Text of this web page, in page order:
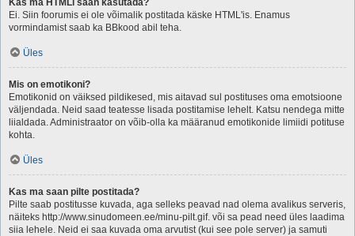
Kas ma HTMLi saan kasutada?
Ei. Siin foorumis ei ole võimalik postitada käske HTML'is. Enamus
vormindamist saab ka BBkood abil teha.
Üles
Mis on emotikoni?
Emotikonid on väiksed pildikesed, mis aitavad sul postituses oma emotsioone
väljendada. Neid saad teatesse lisada postitamise lehelt. Katsu nendega mitte
liialdada. Administraator on võib-olla ka määranud emotikonide limiidi potituse
kohta.
Üles
Kas ma saan pilte postitada?
Pilte saab postitusse kuvada, aga selleks peavad nad olema avalikus serveris,
näiteks http://www.sinudomeen.ee/minu-pilt.gif. või sa pead need üles laadima
siia lehele. Neid ei saa kuvada oma arvutist (kui see pole server) ja samuti